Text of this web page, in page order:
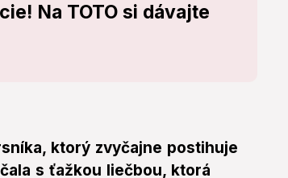
Na TOTO si dávajte
ktorý zvyčajne postihuje
s ťažkou liečbou, ktorá